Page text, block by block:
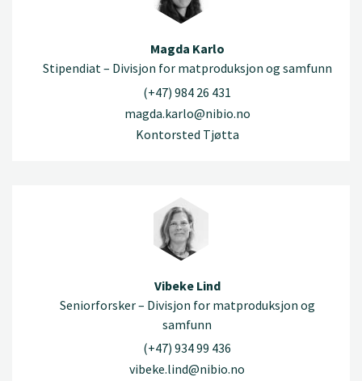
Magda Karlo
Stipendiat – Divisjon for matproduksjon og samfunn
(+47) 984 26 431
magda.karlo@nibio.no
Kontorsted Tjøtta
Vibeke Lind
Seniorforsker – Divisjon for matproduksjon og
samfunn
(+47) 934 99 436
vibeke.lind@nibio.no